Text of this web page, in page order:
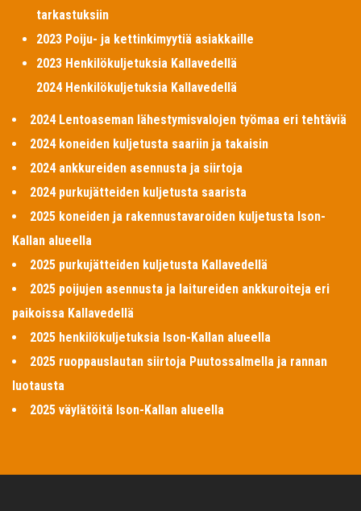
tarkastuksiin
2023 Poiju- ja kettinkimyytiä asiakkaille
2023 Henkilökuljetuksia Kallavedellä
2024 Henkilökuljetuksia Kallavedellä
2024 Lentoaseman lähestymisvalojen työmaa eri tehtäviä
2024 koneiden kuljetusta saariin ja takaisin
2024 ankkureiden asennusta ja siirtoja
2024 purkujätteiden kuljetusta saarista
2025 koneiden ja rakennustavaroiden kuljetusta Ison-
Kallan alueella
2025 purkujätteiden kuljetusta Kallavedellä
2025 poijujen asennusta ja laitureiden ankkuroiteja eri
paikoissa Kallavedellä
2025 henkilökuljetuksia Ison-Kallan alueella
2025 ruoppauslautan siirtoja Puutossalmella ja rannan
luotausta
2025 väylätöitä Ison-Kallan alueella